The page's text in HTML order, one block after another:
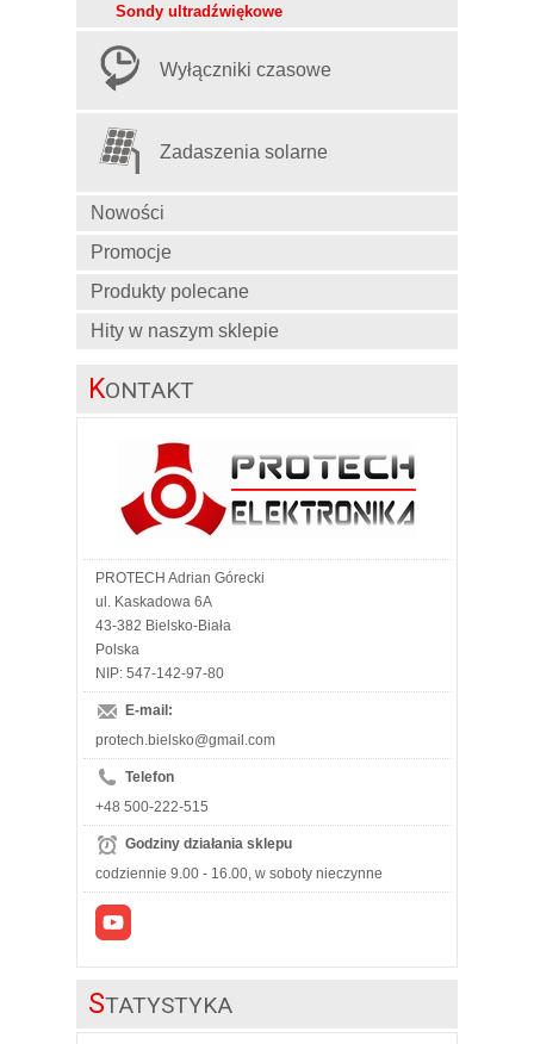
Sondy ultradźwiękowe
Wyłączniki czasowe
Zadaszenia solarne
Nowości
Promocje
Produkty polecane
Hity w naszym sklepie
KONTAKT
PROTECH Adrian Górecki
ul. Kaskadowa 6A
43-382 Bielsko-Biała
Polska
NIP: 547-142-97-80
E-mail:
protech.bielsko@gmail.com
Telefon
+48 500-222-515
Godziny działania sklepu
codziennie 9.00 - 16.00, w soboty nieczynne
STATYSTYKA